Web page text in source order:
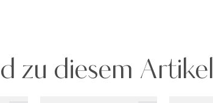
zu diesem Artikel